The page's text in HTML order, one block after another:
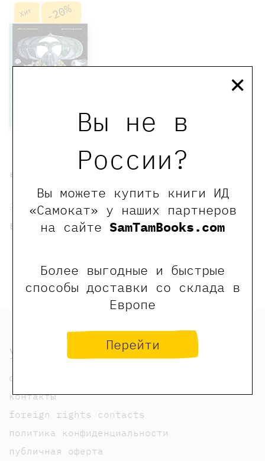
Вы не в
России?
Вы можете купить книги ИД
«Самокат» у наших партнеров
на сайте SamTamBooks.com
Более выгодные и быстрые
способы доставки со склада в
Европе
Перейти
×
Хит -20%
вымышленные и
настоящие
2550 ₽2040 ₽
Бабанская Марина
узнать
о нас
контакты
foreign rights contacts
политика конфиденциальности
публичная оферта